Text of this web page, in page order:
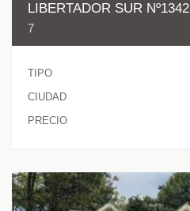
LIBERTADOR SUR Nº1342
7
TIPO
CIUDAD
PRECIO